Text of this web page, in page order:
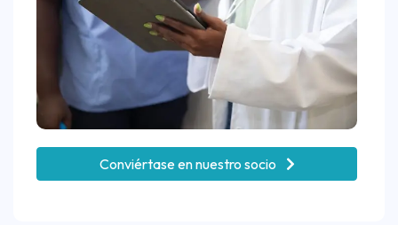
Conviértase en nuestro socio